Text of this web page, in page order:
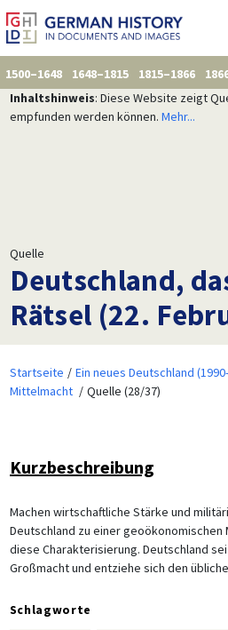
1500–1648 1648–1815 1815–1866
Inhaltshinweis: Diese Website zeigt
empfunden werden können. Mehr...
Quelle
Deutschland,
Rätsel (22.
Startseite
Ein neues Deutschland
Mittelmacht
Quelle (28/37)
Kurzbeschreibung
Machen wirtschaftliche Stärke und
Deutschland zu einer
diese Charakterisierung. Deutschland
Großmacht und entziehe sich den
Schlagworte